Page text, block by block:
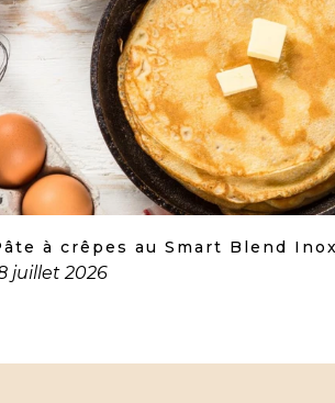
à crêpes au Smart Blend
juillet 2026